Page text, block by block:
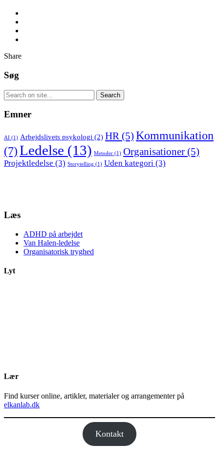
Share
Søg
Emner
AI (1) Arbejdslivets psykologi (2) HR (5) Kommunikation
(7)Ledelse (13) Metoder (1) Organisationer (5)
Projektledelse (3) Storytelling (1) Uden kategori (3)
Læs
ADHD på arbejdet
Van Halen-ledelse
Organisatorisk tryghed
Lyt
Lær
Find kurser online, artikler, materialer og arrangementer på
elkanlab.dk
Kontakt